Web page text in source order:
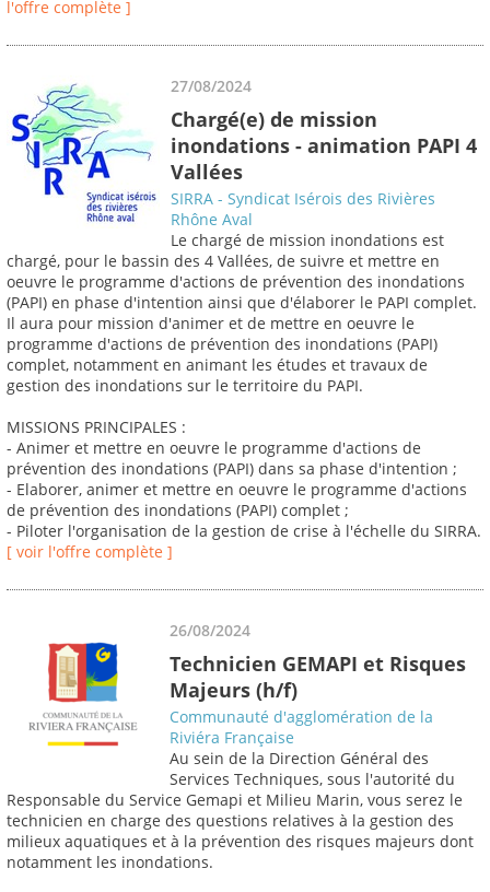
l'offre complète ]
27/08/2024
Chargé(e) de mission
inondations - animation PAPI 4
Vallées
SIRRA - Syndicat Isérois des Rivières
Rhône Aval
Le chargé de mission inondations est
chargé, pour le bassin des 4 Vallées, de suivre et mettre en
oeuvre le programme d'actions de prévention des inondations
(PAPI) en phase d'intention ainsi que d'élaborer le PAPI complet.
Il aura pour mission d'animer et de mettre en oeuvre le
programme d'actions de prévention des inondations (PAPI)
complet, notamment en animant les études et travaux de
gestion des inondations sur le territoire du PAPI.
MISSIONS PRINCIPALES :
- Animer et mettre en oeuvre le programme d'actions de
prévention des inondations (PAPI) dans sa phase d'intention ;
- Elaborer, animer et mettre en oeuvre le programme d'actions
de prévention des inondations (PAPI) complet ;
- Piloter l'organisation de la gestion de crise à l'échelle du SIRRA.
[ voir l'offre complète ]
26/08/2024
Technicien GEMAPI et Risques
Majeurs (h/f)
Communauté d'agglomération de la
Riviéra Française
Au sein de la Direction Général des
Services Techniques, sous l'autorité du
Responsable du Service Gemapi et Milieu Marin, vous serez le
technicien en charge des questions relatives à la gestion des
milieux aquatiques et à la prévention des risques majeurs dont
notamment les inondations.